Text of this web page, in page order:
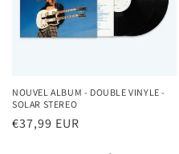
n
:
NOUVEL ALBUM - DOUBLE VINYLE -
SOLAR STEREO
Regular
€37,99 EUR